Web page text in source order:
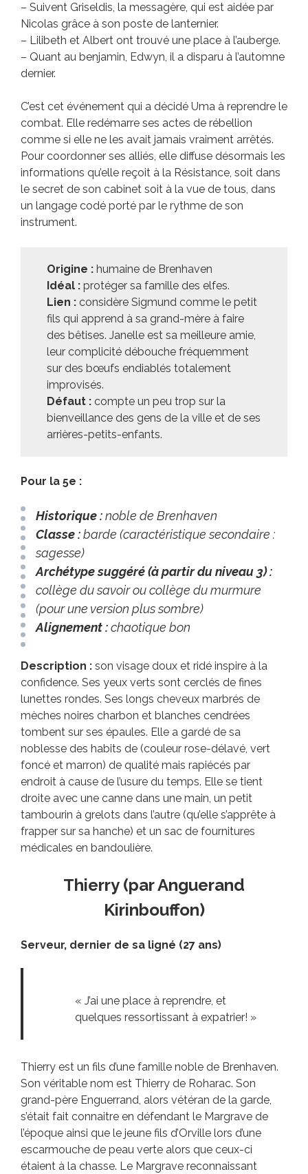
– Suivent Griseldis, la messagère, qui est aidée par
Nicolas grâce à son poste de lanternier.
– Lilibeth et Albert ont trouvé une place à l’auberge.
– Quant au benjamin, Edwyn, il a disparu à l’automne
dernier.
C’est cet événement qui a décidé Uma à reprendre le
combat. Elle redémarre ses actes de rébellion
comme si elle ne les avait jamais vraiment arrêtés.
Pour coordonner ses alliés, elle diffuse désormais les
informations qu’elle reçoit à la Résistance, soit dans
le secret de son cabinet soit à la vue de tous, dans
un langage codé porté par le rythme de son
instrument.
Origine : humaine de Brenhaven
Idéal : protéger sa famille des elfes.
Lien : considère Sigmund comme le petit
fils qui apprend à sa grand-mère à faire
des bêtises. Janelle est sa meilleure amie,
leur complicité débouche fréquemment
sur des bœufs endiablés totalement
improvisés.
Défaut : compte un peu trop sur la
bienveillance des gens de la ville et de ses
arrières-petits-enfants.
Pour la 5e :
Historique :noble de Brenhaven
Classe :barde (caractéristique secondaire :
sagesse)
Archétype suggéré (à partir du niveau 3) :
collège du savoir ou collège du murmure
(pour une version plus sombre)
Alignement :chaotique bon
Description : son visage doux et ridé inspire à la
confidence. Ses yeux verts sont cerclés de fines
lunettes rondes. Ses longs cheveux marbrés de
mèches noires charbon et blanches cendrées
tombent sur ses épaules. Elle a gardé de sa
noblesse des habits de (couleur rose-délavé, vert
foncé et marron) de qualité mais rapiécés par
endroit à cause de l’usure du temps. Elle se tient
droite avec une canne dans une main, un petit
tambourin à grelots dans l’autre (qu’elle s’apprête à
frapper sur sa hanche) et un sac de fournitures
médicales en bandoulière.
Thierry (par Anguerand
Kirinbouffon)
Serveur, dernier de sa ligné (27 ans)
« J’ai une place à reprendre, et
quelques ressortissant à expatrier! »
Thierry est un fils d’une famille noble de Brenhaven.
Son véritable nom est Thierry de Roharac. Son
grand-père Enguerrand, alors vétéran de la garde,
s’était fait connaitre en défendant le Margrave de
l’époque ainsi que le jeune fils d’Orville lors d’une
escarmouche de peau verte alors que ceux-ci
étaient à la chasse. Le Margrave reconnaissant